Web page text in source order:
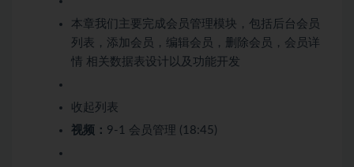
本章我们主要完成会员管理模块，包括后台会员
列表，添加会员，编辑会员，删除会员，会员详
情 相关数据表设计以及功能开发
收起列表
视频： 9-1 会员管理 (18:45)